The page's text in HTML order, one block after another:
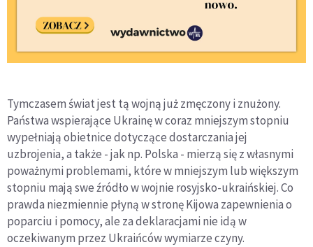
Tymczasem świat jest tą wojną już zmęczony i znużony.
Państwa wspierające Ukrainę w coraz mniejszym stopniu
wypełniają obietnice dotyczące dostarczania jej
uzbrojenia, a także - jak np. Polska - mierzą się z własnymi
poważnymi problemami, które w mniejszym lub większym
stopniu mają swe źródło w wojnie rosyjsko-ukraińskiej. Co
prawda niezmiennie płyną w stronę Kijowa zapewnienia o
poparciu i pomocy, ale za deklaracjami nie idą w
oczekiwanym przez Ukraińców wymiarze czyny.